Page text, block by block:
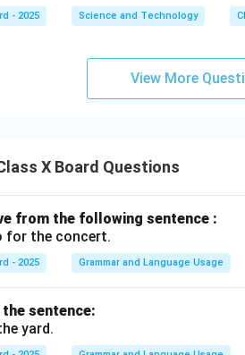
- 2025 Science and Technology
View More
X Board Questions
from the following sentence :
for the concert.
- 2025 Grammar and Language Usage
sentence:
yard.